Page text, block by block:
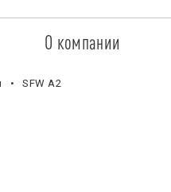
О компании
SFW А2